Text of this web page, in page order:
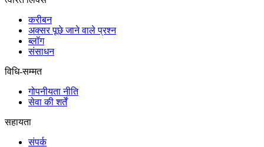
करीबन
अक्सर पूछे जाने वाले प्रश्न
ब्लॉग
संसाधन
विधि-सम्‍मत
गोपनीयता नीति
सेवा की शर्तें
सहायता
संपर्क